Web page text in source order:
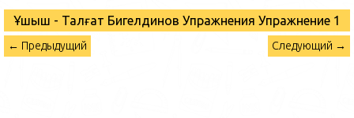
Ұшқыш - Талғат Бигелдинов Упражнения Упражнение 1
← Предыдущий Следующий →